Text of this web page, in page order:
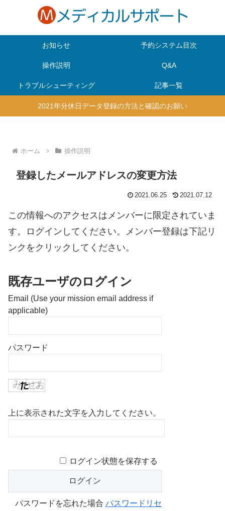
お知らせ 予約システム目次
操作説明 Q&A
トラブルシューティング 記事一覧
2021年分休日データ登録の方法と確認のお願い
ホーム 操作説明
登録したメールアドレスの変更方法
2021.06.25 2021.07.12
この情報へのアクセスはメンバーに限定されていま
す。ログインしてください。メンバー登録は下記リ
ンクをクリックしてください。
既存ユーザのログイン
Email (Use your mission email address if
applicable)
パスワード
上に表示された文字を入力してください。
ログイン状態を保存する
パスワードを忘れた場合 パスワードリセ